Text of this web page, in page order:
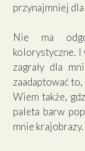
przynajmniej
Nie ma
kolorystyczne. I
zagrały dla
zaadaptować
Wiem także,
paleta barw
mnie krajobrazy.